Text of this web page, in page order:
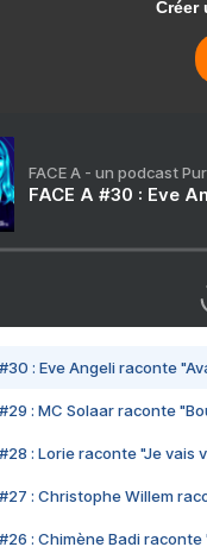
Créer
FACE A - un podcast
FACE A #30 : Eve
#30 : Eve Angeli raconte
#29 : MC Solaar raconte
#28 : Lorie raconte "Je vais
#27 : Christophe Willem
#26 : Chimène Badi